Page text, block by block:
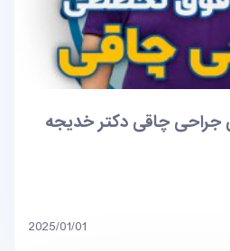
چاقی دکتر خدیجه
2025/01/01